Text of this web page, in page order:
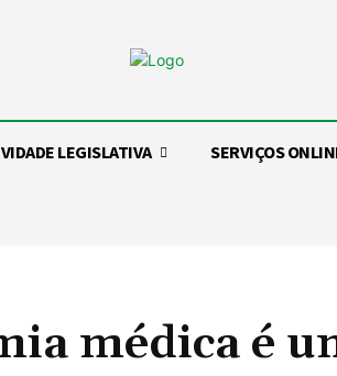
LEGISLATIVA SERVIÇOS
médica é